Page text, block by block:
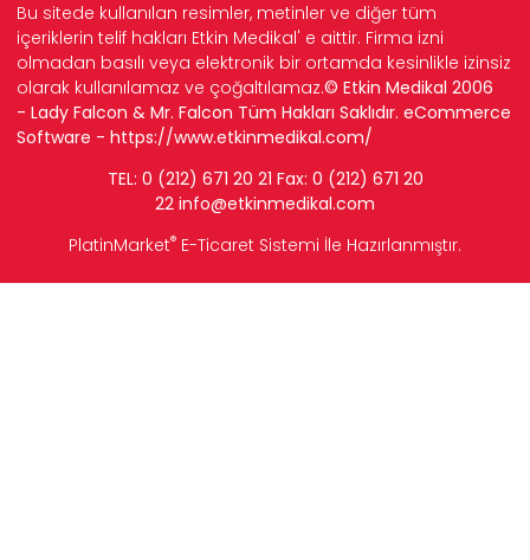
Bu sitede kullanılan resimler, metinler ve diğer tüm
içeriklerin telif hakları Etkin Medikal' e aittir. Firma izni
olmadan basılı veya elektronik bir ortamda kesinlikle izinsiz
olarak kullanılamaz ve çoğaltılamaz.© Etkin Medikal 2006
- Lady Falcon & Mr. Falcon Tüm Hakları Saklıdır. eCommerce
Software - https://www.etkinmedikal.com/
TEL: 0 (212) 671 20 21 Fax: 0 (212) 671 20
22 info@etkinmedikal.com
PlatinMarket® E-Ticaret Sistemi İle Hazırlanmıştır.